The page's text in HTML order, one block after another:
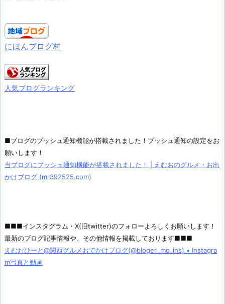
にほんブログ村
人気ブログランキング
■ブログのプッシュ通知機能が搭載されました！プッシュ通知の設定をお
願いします！
当ブログにプッシュ通知機能が搭載されました！ | えむおのグルメ・お出
かけブログ (mr392525.com)
■■■インスタグラム・X(旧twitter)のフォローよろしくお願いします！
最新のブログ記事情報や、その他情報を掲載しております■■■
えむおひーと@関西グルメおでかけブログ(@bloger_mo_ins) • Instagra
m写真と動画